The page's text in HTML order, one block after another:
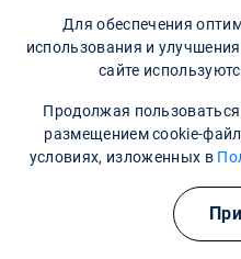
условия и гарантия
О
Для обеспечения
использования и
сайте
Продолжая
размещением cookie-
условиях, изложенных в